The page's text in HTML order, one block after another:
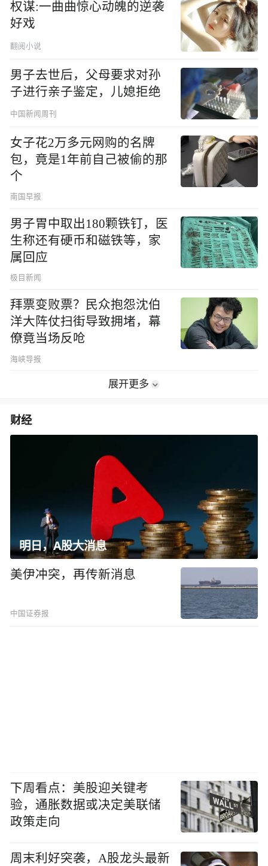
权谋:一曲曲惊心动魄的逆袭
好戏
翻阅小说
男子去世后，父母要求对孙
子进行亲子鉴定，儿媳拒绝
中国新闻周刊
女子花2万多元网购的名牌
包，竟是1年前自己被偷的那
个
南国早报
男子胃中取出180颗铁钉，医
生称还有硬币和磁铁等，家
属回应
极目新闻
拜票变败票？民众抱怨沈伯
洋大阵仗扫街导致拥堵，幕
僚竟当场反呛
海峡导报
展开更多
财经
明日，A股大消息
美伊冲突，再传新消息
中国证券报
下周看点：美股迎关键考
验，通胀数据或决定美联储
政策走向
周末利好突袭，A股龙头最新